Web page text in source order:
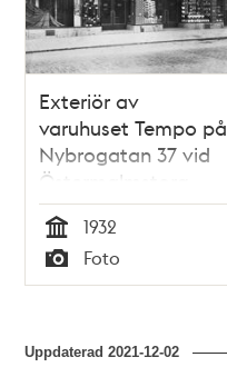
Exteriör av
varuhuset Tempo på
Nybrogatan 37 vid
Östermalmstorg.
Tid
1932
Typ
Foto
Uppdaterad2021-12-02